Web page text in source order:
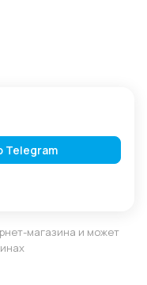
Telegram
магазина и может